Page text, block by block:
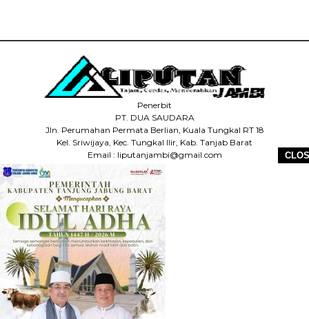
Penerbit
PT. DUA SAUDARA
Jln. Perumahan Permata Berlian, Kuala Tungkal RT 18
Kel. Sriwijaya, Kec. Tungkal Ilir, Kab. Tanjab Barat
Email : liputanjambi@gmail.com
HP +62 831-5083-5655
HOME REDAKSI
PEDOMAN MEDIA SIBER
DISCLAIMER
INFO IKLAN
COPYRIGHT © 2026 LIPUTANJAMBI.ID - ALL RIGHTS RESERVED